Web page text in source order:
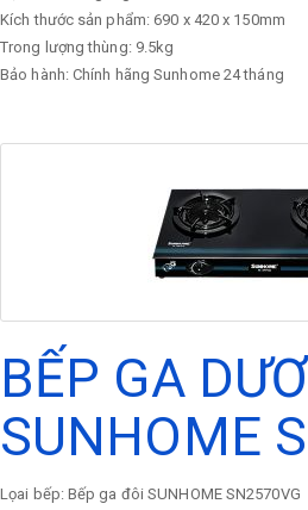
Kích thước sản phẩm: 690 x 420 x 150mm
Trong lượng thùng: 9.5kg
Bảo hành: Chính hãng Sunhome 24 tháng
BẾP GA
SUNHOME
Lọai bếp: Bếp ga đôi SUNHOME SN2570VG